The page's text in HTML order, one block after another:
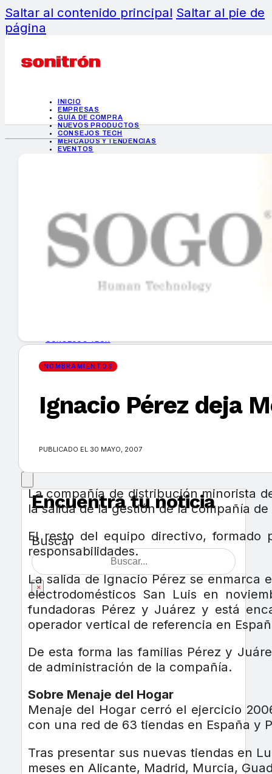
Saltar al contenido principal Saltar al pie de
página
INICIO
EMPRESAS
GUÍA DE COMPRA
NUEVOS PRODUCTOS
CONSEJOS TECH
MERCADOS Y TENDENCIAS
EVENTOS
INICIO
EMPRESAS
GUÍA DE COMPRA
MERCADOS Y TENDENCIAS
Encuentra tu noticia
Buscar
×
NOMBRAMIENTOS
Ignacio Pérez deja
PUBLICADO EL 30 MAYO, 2007
La compañía de distribución minorista
la salida de la gestión de la compañía
El resto del equipo directivo, formado
responsabilidades.
La salida de Ignacio Pérez se
electrodomésticos San Luis en
fundadoras Pérez y Juárez y está
operador vertical de referencia en
De esta forma las familias Pérez y
de administración de la compañía.
Sobre Menaje del Hogar
Menaje del Hogar cerró el ejercicio
con una red de 63 tiendas en España y
Tras presentar sus nuevas tiendas en
meses en Alicante, Madrid, Murcia,